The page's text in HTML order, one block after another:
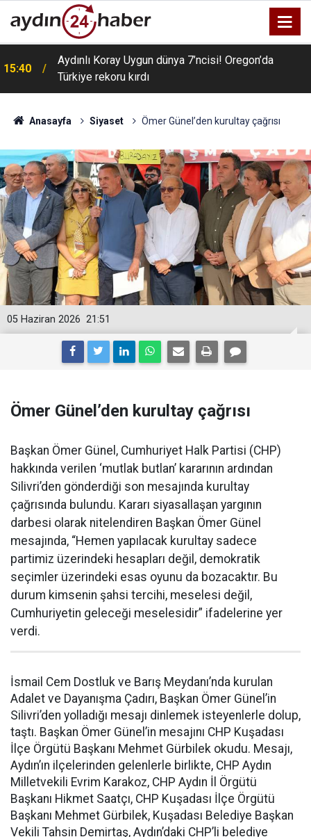
15:40
Aydınlı Koray Uygun dünya 7’ncisi! Oregon’da
Türkiye rekoru kırdı
Anasayfa Siyaset Ömer Günel’den kurultay çağrısı
21:51
05 Haziran 2026
Ömer Günel’den kurultay çağrısı
Başkan Ömer Günel, Cumhuriyet Halk Partisi (CHP)
hakkında verilen ‘mutlak butlan’ kararının ardından
Silivri’den gönderdiği son mesajında kurultay
çağrısında bulundu. Kararı siyasallaşan yargının
darbesi olarak nitelendiren Başkan Ömer Günel
mesajında, “Hemen yapılacak kurultay sadece
partimiz üzerindeki hesapları değil, demokratik
seçimler üzerindeki esas oyunu da bozacaktır. Bu
durum kimsenin şahsi tercihi, meselesi değil,
Cumhuriyetin geleceği meselesidir” ifadelerine yer
verdi.
İsmail Cem Dostluk ve Barış Meydanı’nda kurulan
Adalet ve Dayanışma Çadırı, Başkan Ömer Günel’in
Silivri’den yolladığı mesajı dinlemek isteyenlerle dolup,
taştı. Başkan Ömer Günel’in mesajını CHP Kuşadası
İlçe Örgütü Başkanı Mehmet Gürbilek okudu. Mesajı,
Aydın’ın ilçelerinden gelenlerle birlikte, CHP Aydın
Milletvekili Evrim Karakoz, CHP Aydın İl Örgütü
Başkanı Hikmet Saatçı, CHP Kuşadası İlçe Örgütü
Başkanı Mehmet Gürbilek, Kuşadası Belediye Başkan
Vekili Tahsin Demirtaş, Aydın’daki CHP’li belediye